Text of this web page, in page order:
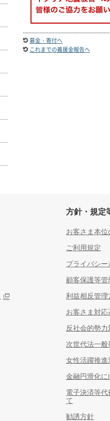
募金・寄付へ
これまでの義援金報告へ
方針・規定
お客さま本
ご利用規定
プライバシー
顧客保護等管
利益相反管理
お客さま対応
反社会的勢
次世代法一
女性活躍推
金融円滑化
電子決済等
て
勧誘方針